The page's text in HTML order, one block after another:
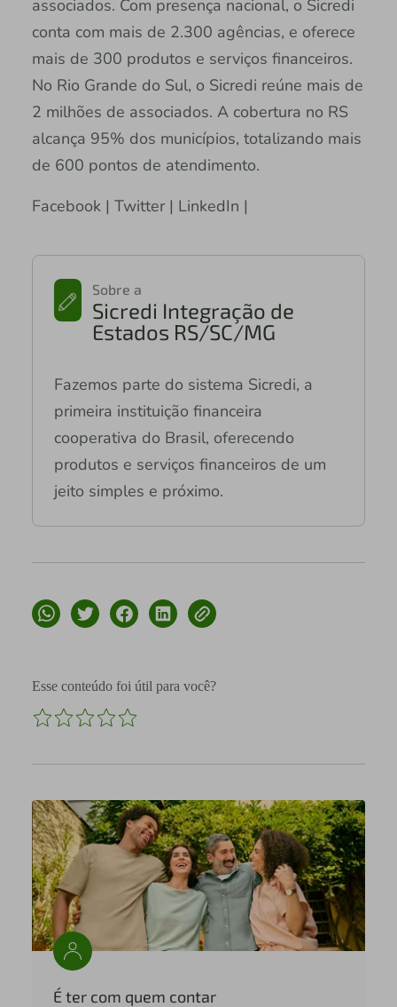
associados. Com presença nacional, o Sicredi
conta com mais de 2.300 agências, e oferece
mais de 300 produtos e serviços financeiros.
No Rio Grande do Sul, o Sicredi reúne mais de
2 milhões de associados. A cobertura no RS
alcança 95% dos municípios, totalizando mais
de 600 pontos de atendimento.
Facebook | Twitter | LinkedIn |
Sobre a
Sicredi Integração de
Estados RS/SC/MG
Fazemos parte do sistema Sicredi, a
primeira instituição financeira
cooperativa do Brasil, oferecendo
produtos e serviços financeiros de um
jeito simples e próximo.
Esse conteúdo foi útil para você?
É ter com quem contar